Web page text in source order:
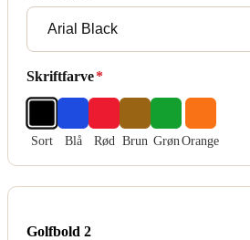
Skriftfarve*
Sort Blå Rød Brun GrønOrange
Golfbold 2